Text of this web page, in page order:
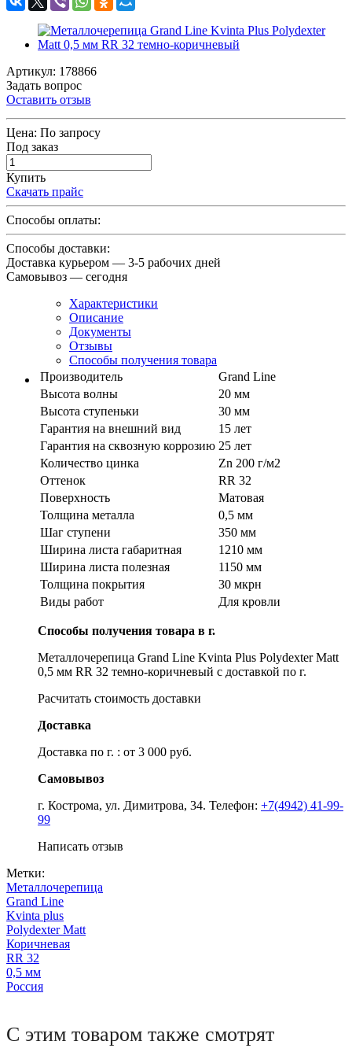
Артикул: 178866
Задать вопрос
Оставить отзыв
Цена: По запросу
Под заказ
Купить
Скачать прайс
Способы оплаты:
Способы доставки:
Доставка курьером — 3-5 рабочих дней
Самовывоз — сегодня
Характеристики
Описание
Документы
Отзывы
Способы получения товара
Производитель
Grand Line
Высота волны
20 мм
Высота ступеньки
30 мм
Гарантия на внешний вид
15 лет
Гарантия на сквозную коррозию 25 лет
Количество цинка
Zn 200 г/м2
Оттенок
RR 32
Поверхность
Матовая
Толщина металла
0,5 мм
Шаг ступени
350 мм
Ширина листа габаритная
1210 мм
Ширина листа полезная
1150 мм
Толщина покрытия
30 мкрн
Виды работ
Для кровли
Способы получения товара в г.
Металлочерепица Grand Line Kvinta Plus Polydexter Matt
0,5 мм RR 32 темно-коричневый с доставкой по г.
Расчитать стоимость доставки
Доставка
Доставка по г. : от 3 000 руб.
Самовывоз
г. Кострома, ул. Димитрова, 34. Телефон: +7(4942) 41-99-
99
Написать отзыв
Метки:
Металлочерепица
Grand Line
Kvinta plus
Polydexter Matt
Коричневая
RR 32
0,5 мм
Россия
С этим товаром также смотрят